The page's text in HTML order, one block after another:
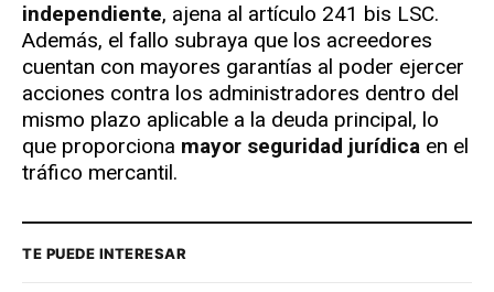
independiente, ajena al artículo 241 bis LSC.
Además, el fallo subraya que los acreedores
cuentan con mayores garantías al poder ejercer
acciones contra los administradores dentro del
mismo plazo aplicable a la deuda principal, lo
que proporciona mayor seguridad jurídica en el
tráfico mercantil.
TE PUEDE INTERESAR